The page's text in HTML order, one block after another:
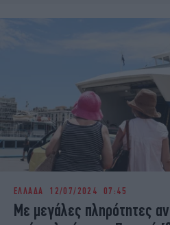
ΕΛΛΑΔΑ 12/07/2024 07:45
Με μεγάλες πληρότητες